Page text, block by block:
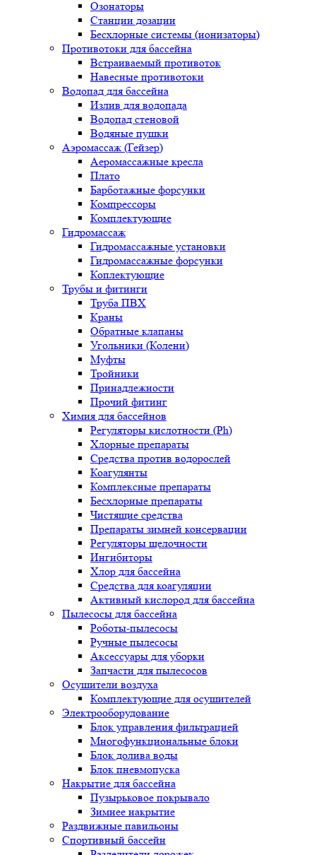
Озонаторы
Станции дозации
Бесхлорные системы (ионизаторы)
Противотоки для бассейна
Встраиваемый противоток
Навесные противотоки
Водопад для бассейна
Излив для водопада
Водопад стеновой
Водяные пушки
Аэромассаж (Гейзер)
Аеромассажные кресла
Плато
Барботажные форсунки
Компрессоры
Комплектующие
Гидромассаж
Гидромассажные установки
Гидромассажные форсунки
Коплектующие
Трубы и фитинги
Труба ПВХ
Краны
Обратные клапаны
Угольники (Колени)
Муфты
Тройники
Принадлежности
Прочий фитинг
Химия для бассейнов
Регуляторы кислотности (Ph)
Хлорные препараты
Средства против водорослей
Коагулянты
Комплексные препараты
Бесхлорные препараты
Чистящие средства
Препараты зимней консервации
Регуляторы щелочности
Ингибиторы
Хлор для бассейна
Средства для коагуляции
Активный кислород для бассейна
Пылесосы для бассейна
Роботы-пылесосы
Ручные пылесосы
Аксессуары для уборки
Запчасти для пылесосов
Осушители воздуха
Комплектующие для осушителей
Электрооборудование
Блок управления фильтрацией
Многофункциональные блоки
Блок долива воды
Блок пневмопуска
Накрытие для бассейна
Пузырьковое покрывало
Зимнее накрытие
Раздвижные павильоны
Спортивный бассейн